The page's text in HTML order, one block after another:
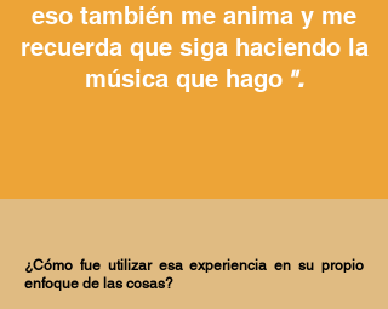
eso también me anima y me
recuerda que siga haciendo la
música que hago ".
¿Cómo fue utilizar esa experiencia en su propio
enfoque de las cosas?